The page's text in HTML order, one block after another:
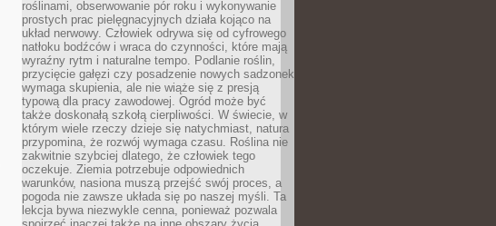
roślinami, obserwowanie pór roku i wykonywanie
prostych prac pielęgnacyjnych działa kojąco na
układ nerwowy. Człowiek odrywa się od cyfrowego
natłoku bodźców i wraca do czynności, które mają
wyraźny rytm i naturalne tempo. Podlanie roślin,
przycięcie gałęzi czy posadzenie nowych sadzonek
wymaga skupienia, ale nie wiąże się z presją
typową dla pracy zawodowej. Ogród może być
także doskonałą szkołą cierpliwości. W świecie, w
którym wiele rzeczy dzieje się natychmiast, natura
przypomina, że rozwój wymaga czasu. Roślina nie
zakwitnie szybciej dlatego, że człowiek tego
oczekuje. Ziemia potrzebuje odpowiednich
warunków, nasiona muszą przejść swój proces, a
pogoda nie zawsze układa się po naszej myśli. Ta
lekcja bywa niezwykle cenna, ponieważ pozwala